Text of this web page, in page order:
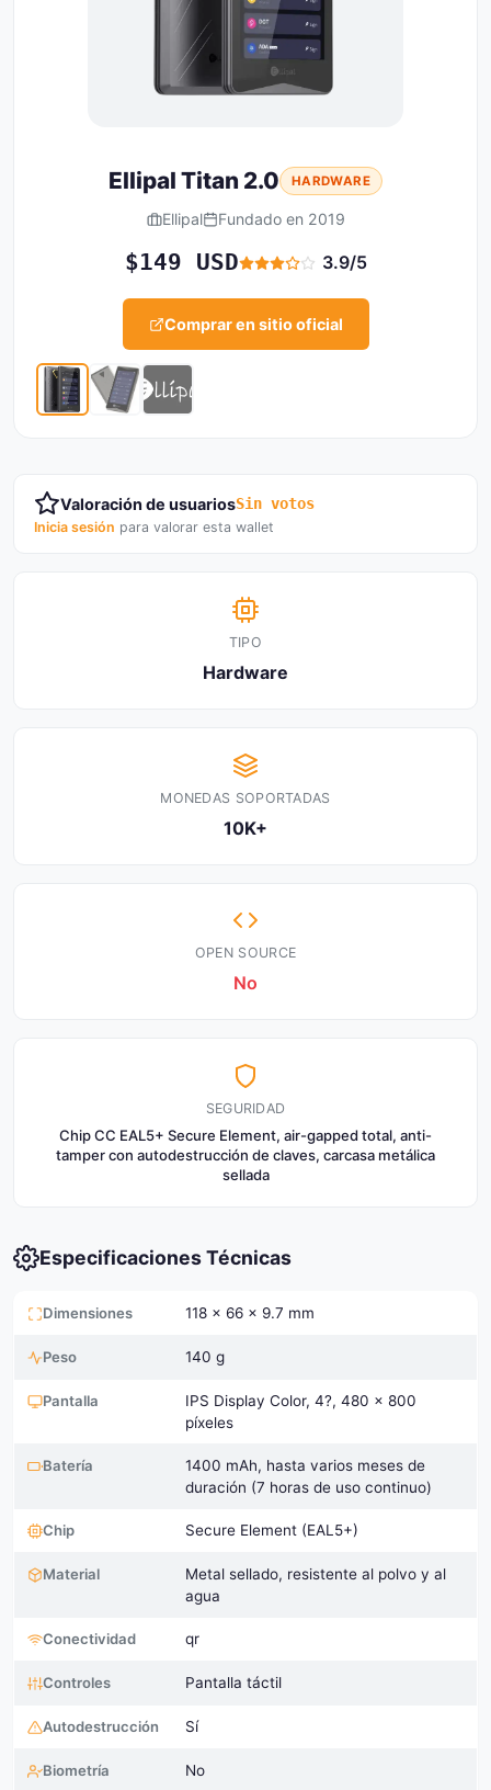
Ellipal Titan 2.0 HARDWARE
Ellipal Fundado en 2019
$149 USD 3.9/5
Comprar en sitio oficial
Valoración de usuariosSin votos
Inicia sesión para valorar esta wallet
TIPO
Hardware
MONEDAS SOPORTADAS
10K+
OPEN SOURCE
No
SEGURIDAD
Chip CC EAL5+ Secure Element, air-gapped total, anti-
tamper con autodestrucción de claves, carcasa metálica
sellada
Especificaciones Técnicas
Dimensiones 118 x 66 x 9.7 mm
Peso 140 g
Pantalla
IPS Display Color, 4?, 480 x 800
píxeles
Batería
1400 mAh, hasta varios meses de
duración (7 horas de uso continuo)
Chip Secure Element (EAL5+)
Material
Metal sellado, resistente al polvo y al
agua
Conectividad qr
Controles Pantalla táctil
Autodestrucción Sí
Biometría No